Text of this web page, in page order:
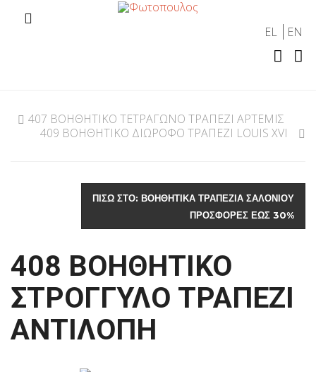
EL EN
407 ΒΟΗΘΗΤΙΚΟ ΤΕΤΡΑΓΩΝΟ ΤΡΑΠΕΖΙ ΑΡΤΕΜΙΣ
409 ΒΟΗΘΗΤΙΚΟ ΔΙΩΡΟΦΟ ΤΡΑΠΕΖΙ LOUIS XVI
ΠΊΣΩ ΣΤΟ: ΒΟΗΘΗΤΙΚΑ ΤΡΑΠΕΖΙΑ ΣΑΛΟΝΙΟΥ
ΠΡΟΣΦΟΡΕΣ ΕΩΣ 30%
408 ΒΟΗΘΗΤΙΚΟ
ΣΤΡΟΓΓΥΛΟ ΤΡΑΠΕΖΙ
ΑΝΤΙΛΟΠΗ